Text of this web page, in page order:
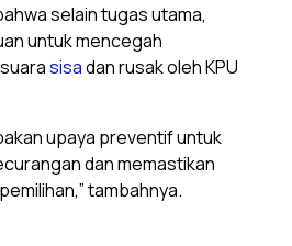
selain tugas utama,
untuk mencegah
sisadan rusak oleh KPU
upaya preventif untuk
dan memastikan
tambahnya.